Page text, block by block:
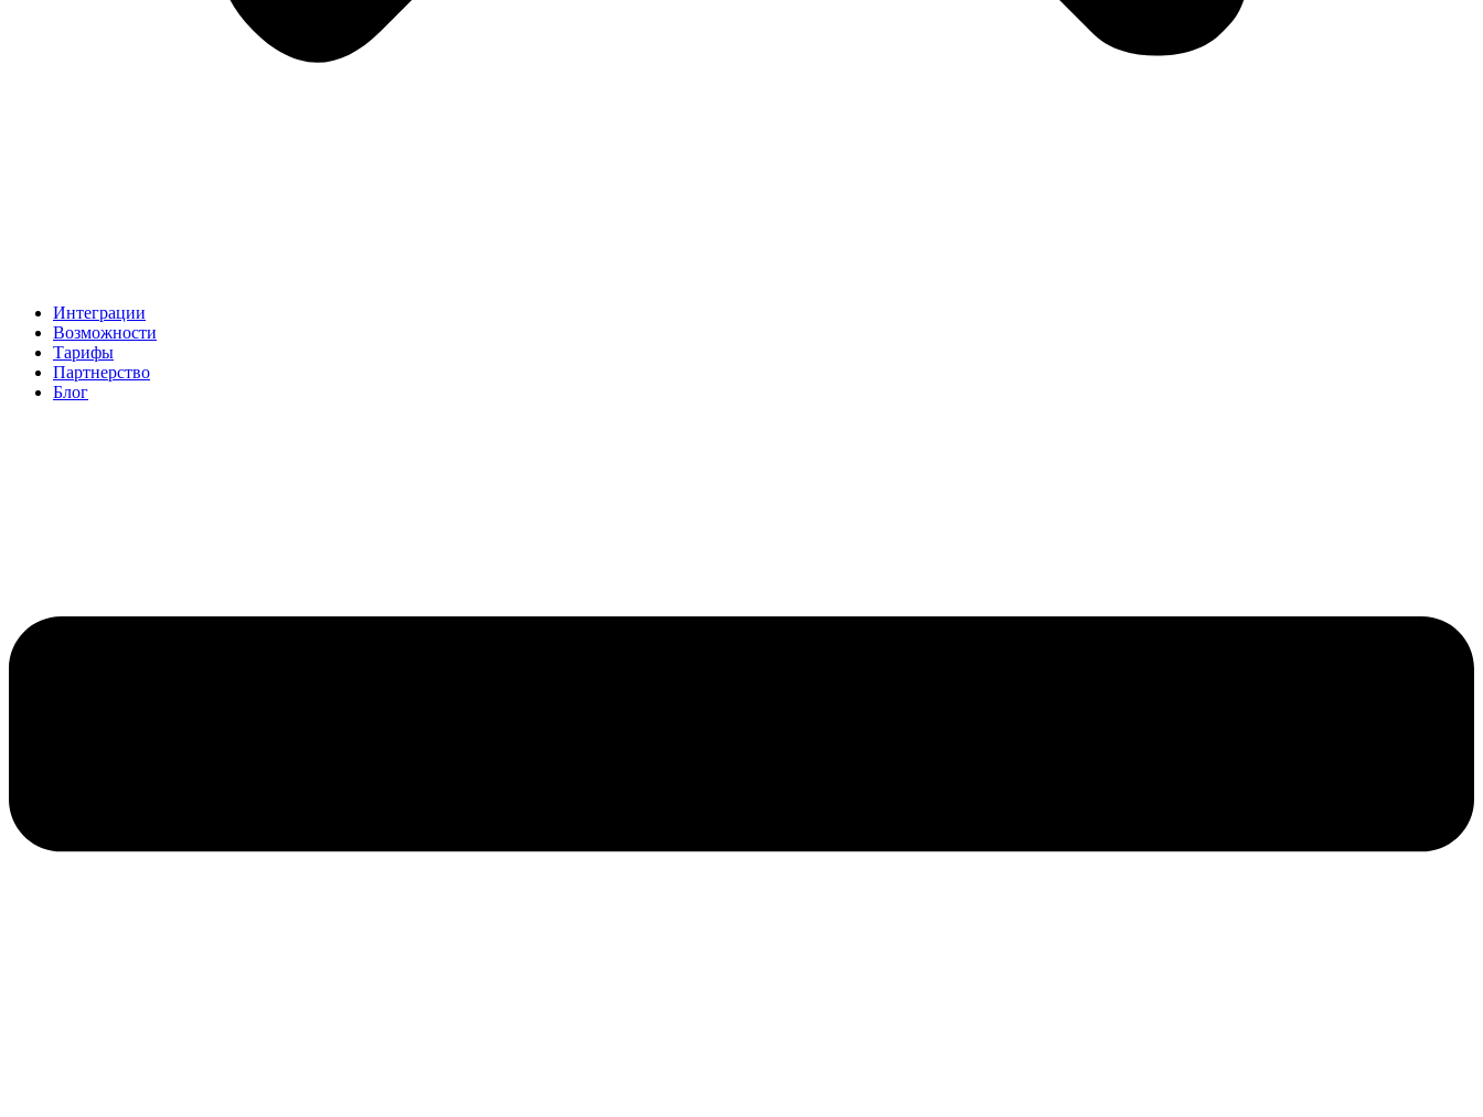
Интеграции
Возможности
Тарифы
Партнерство
Блог